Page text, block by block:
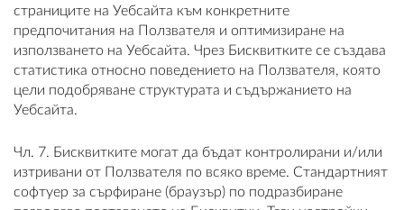
страниците на Уебсайта към конкретните
предпочитания на Ползвателя и оптимизиране на
използването на Уебсайта. Чрез Бисквитките се създава
статистика относно поведението на Ползвателя, която
цели подобряване структурата и съдържанието на
Уебсайта.
Чл. 7. Бисквитките могат да бъдат контролирани и/или
изтривани от Ползвателя по всяко време. Стандартният
софтуер за сърфиране (браузър) по подразбиране